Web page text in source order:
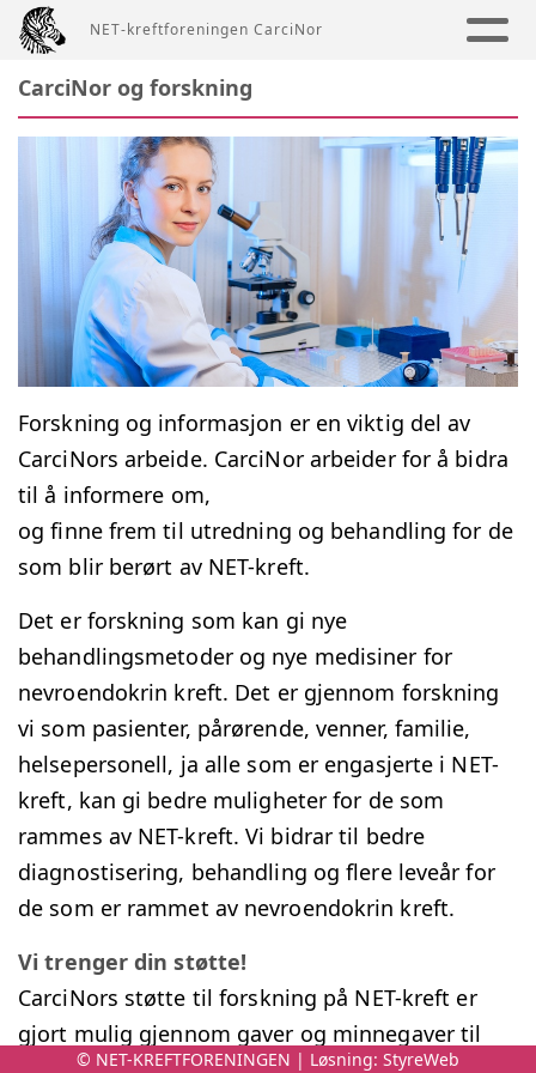
NET-kreftforeningen CarciNor
CarciNor og forskning
Forskning og informasjon er en viktig del av
CarciNors arbeide. CarciNor arbeider for å bidra
til å informere om,
og finne frem til utredning og behandling for de
som blir berørt av NET-kreft.
Det er forskning som kan gi nye
behandlingsmetoder og nye medisiner for
nevroendokrin kreft. Det er gjennom forskning
vi som pasienter, pårørende, venner, familie,
helsepersonell, ja alle som er engasjerte i NET-
kreft, kan gi bedre muligheter for de som
rammes av NET-kreft. Vi bidrar til bedre
diagnostisering, behandling og flere leveår for
de som er rammet av nevroendokrin kreft.
Vi trenger din støtte!
CarciNors støtte til forskning på NET-kreft er
gjort mulig gjennom gaver og minnegaver til
© NET-KREFTFORENINGEN | Løsning: StyreWeb